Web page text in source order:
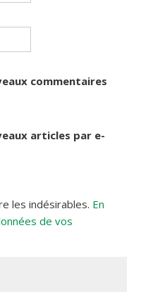
commentaires
articles par e-
les indésirables. En
de vos